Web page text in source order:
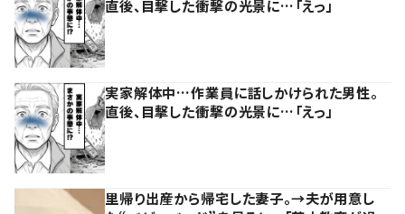
直後、目撃した衝撃の光景に…「えっ」
実家解体中…作業員に話しかけられた男性。
直後、目撃した衝撃の光景に…「えっ」
里帰り出産から帰宅した妻子。→夫が用意し